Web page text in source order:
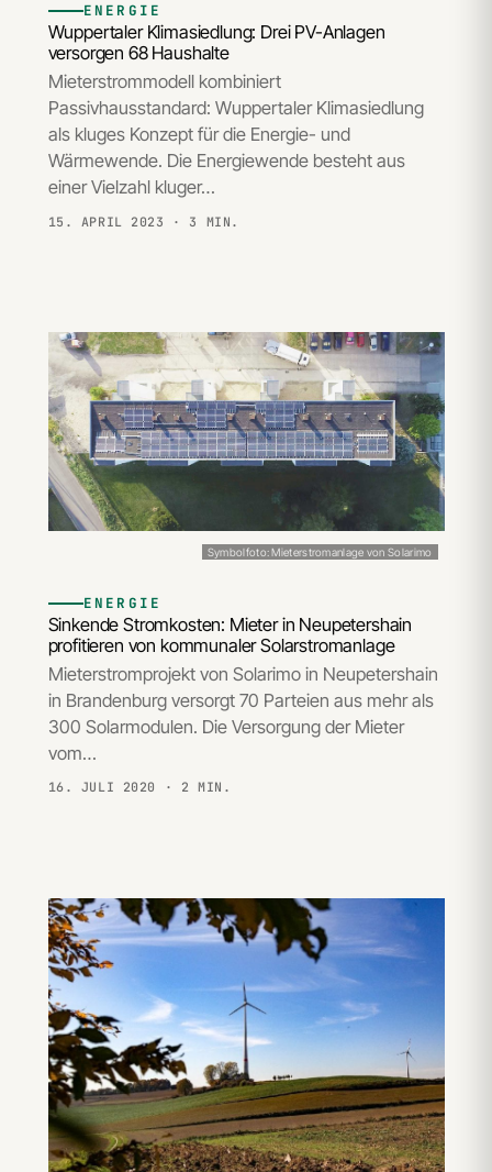
ENERGIE
Wuppertaler Klimasiedlung: Drei PV-Anlagen
versorgen 68 Haushalte
Mieterstrommodell kombiniert
Passivhausstandard: Wuppertaler Klimasiedlung
als kluges Konzept für die Energie- und
Wärmewende. Die Energiewende besteht aus
einer Vielzahl kluger…
15. APRIL 2023 · 3 MIN.
Symbolfoto: Mieterstromanlage von Solarimo
ENERGIE
Sinkende Stromkosten: Mieter in Neupetershain
profitieren von kommunaler Solarstromanlage
Mieterstromprojekt von Solarimo in Neupetershain
in Brandenburg versorgt 70 Parteien aus mehr als
300 Solarmodulen. Die Versorgung der Mieter
vom…
16. JULI 2020 · 2 MIN.